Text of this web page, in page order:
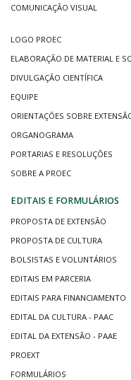
COMUNICAÇÃO VISUAL
LOGO PROEC
ELABORAÇÃO DE MATERIAL E
DIVULGAÇÃO CIENTÍFICA
EQUIPE
ORIENTAÇÕES SOBRE
ORGANOGRAMA
PORTARIAS E RESOLUÇÕES
SOBRE A PROEC
EDITAIS E FORMULÁRIOS
PROPOSTA DE EXTENSÃO
PROPOSTA DE CULTURA
BOLSISTAS E VOLUNTÁRIOS
EDITAIS EM PARCERIA
EDITAIS PARA FINANCIAMENTO
EDITAL DA CULTURA - PAAC
EDITAL DA EXTENSÃO - PAAE
PROEXT
FORMULÁRIOS